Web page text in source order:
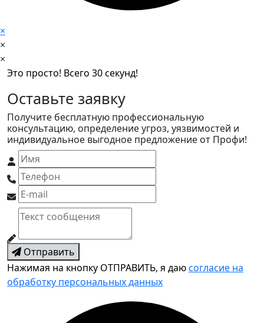
×
×
×
Это просто! Всего 30 секунд!
Оставьте заявку
Получите бесплатную профессиональную
консультацию, определение угроз, уязвимостей и
индивидуальное выгодное предложение от Профи!
Отправить
Нажимая на кнопку ОТПРАВИТЬ, я даюсогласие на
обработку персональных данных